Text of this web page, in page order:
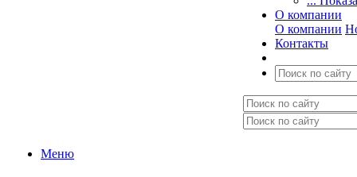
О компании
О компании
Контакты
Меню